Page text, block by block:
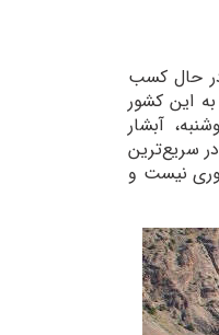
حال کسب
این کشور
آبشار
سریع‌ترین
نیست و